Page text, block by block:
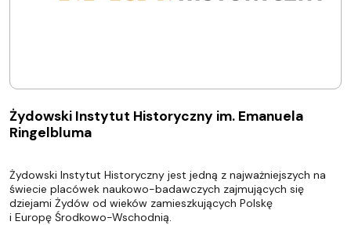
Żydowski Instytut Historyczny im. Emanuela
Ringelbluma
Żydowski Instytut Historyczny jest jedną z najważniejszych na
świecie placówek naukowo-badawczych zajmujących się
dziejami Żydów od wieków zamieszkujących Polskę
i Europę Środkowo-Wschodnią.